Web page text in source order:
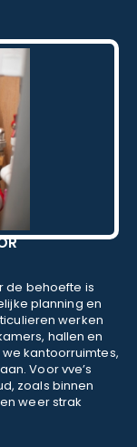
de behoefte is
planning en
werken
hallen en
kantoorruimtes,
Voor vve’s
zoals binnen
weer strak